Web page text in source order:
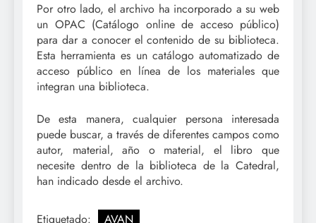
Por otro lado, el archivo ha incorporado a su web
un OPAC (Catálogo online de acceso público)
para dar a conocer el contenido de su biblioteca.
Esta herramienta es un catálogo automatizado de
acceso público en línea de los materiales que
integran una biblioteca.
De esta manera, cualquier persona interesada
puede buscar, a través de diferentes campos como
autor, material, año o material, el libro que
necesite dentro de la biblioteca de la Catedral,
han indicado desde el archivo.
Etiquetado: AVAN